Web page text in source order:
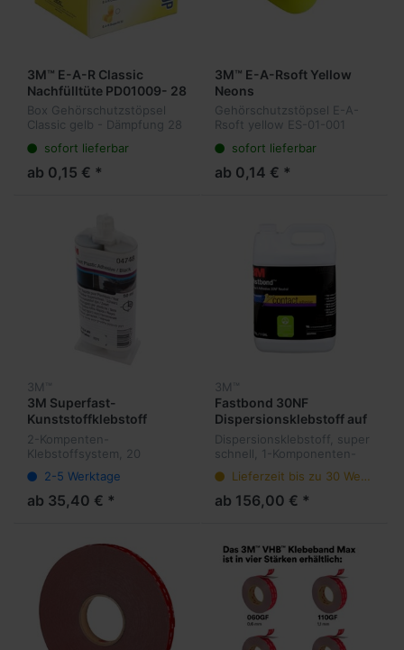
3M™ E-A-R Classic
Nachfülltüte PD01009- 28
dB
Box Gehörschutzstöpsel
Classic gelb - Dämpfung 28
sofort lieferbar
ab 0,15 € *
3M™ E-A-Rsoft Yellow
Neons
Gehörschutzstöpsel 34
dB
Gehörschutzstöpsel E-A-
Rsoft yellow ES-01-001
sofort lieferbar
ab 0,14 € *
3M™
3M Superfast-
Kunststoffklebstoff
04748 schwarz
2-Kompenten-
Klebstoffsystem, 20
EPX-Spendepistole
selbstvermischend in
Mischdüse - lange
2-5 Werktage
ab 35,40 € *
3M™
Fastbond 30NF
Dispersionsklebstoff auf
Polychloroprenbasis
Dispersionsklebstoff, super
schnell, 1-Komponenten-
schnelle Soforthaftung, bis
150° C
Lieferzeit bis zu 30 Werktage
ab 156,00 € *